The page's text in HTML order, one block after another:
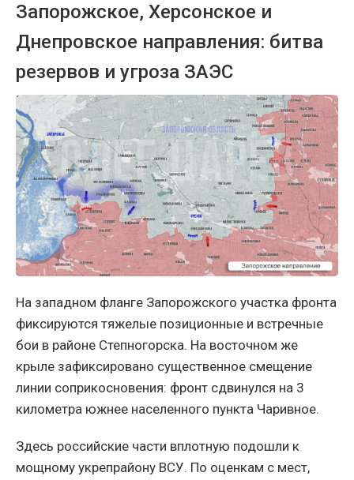
Запорожское, Херсонское и
Днепровское направления: битва
резервов и угроза ЗАЭС
На западном фланге Запорожского участка фронта
фиксируются тяжелые позиционные и встречные
бои в районе Степногорска. На восточном же
крыле зафиксировано существенное смещение
линии соприкосновения: фронт сдвинулся на 3
километра южнее населенного пункта Чаривное.
Здесь российские части вплотную подошли к
мощному укрепрайону ВСУ. По оценкам с мест,